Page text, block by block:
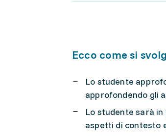
Ecco come si
Lo studente
approfondendo gli
Lo studente sarà
aspetti di contesto